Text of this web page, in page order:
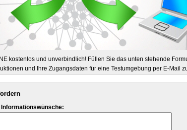
kostenlos und unverbindlich! Füllen Sie das unten stehende
und Ihre Zugangsdaten für eine Testumgebung per E-Mail